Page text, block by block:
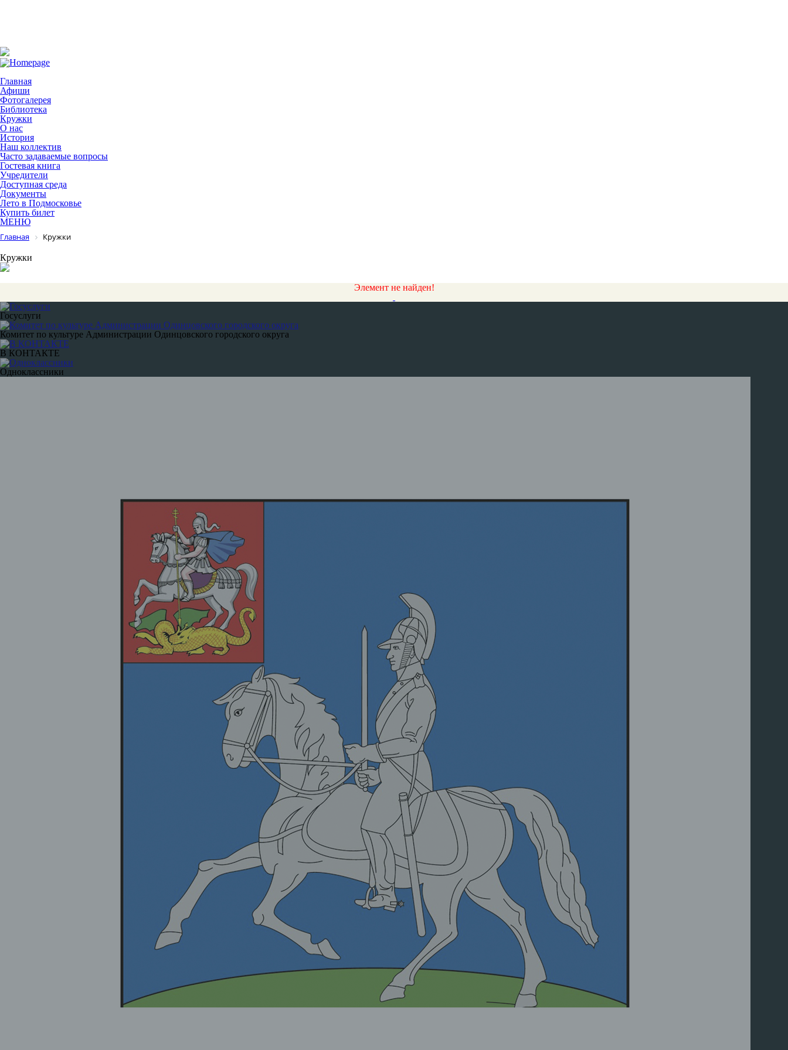
Главная
Афиши
Фотогалерея
Библиотека
Кружки
О нас
История
Наш коллектив
Часто задаваемые вопросы
Гостевая книга
Учредители
Доступная среда
Документы
Лето в Подмосковье
Купить билет
МЕНЮ
Главная Кружки
Кружки
Элемент не найден!
Госуслуги
Комитет по культуре Администрации Одинцовского городского округа
В КОНТАКТЕ
Одноклассники